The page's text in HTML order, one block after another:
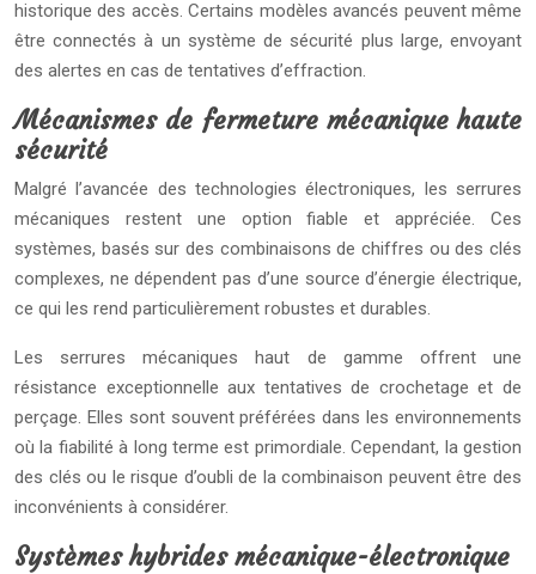
historique des accès. Certains modèles avancés peuvent même
être connectés à un système de sécurité plus large, envoyant
des alertes en cas de tentatives d’effraction.
Mécanismes de fermeture mécanique haute
sécurité
Malgré l’avancée des technologies électroniques, les serrures
mécaniques restent une option fiable et appréciée. Ces
systèmes, basés sur des combinaisons de chiffres ou des clés
complexes, ne dépendent pas d’une source d’énergie électrique,
ce qui les rend particulièrement robustes et durables.
Les serrures mécaniques haut de gamme offrent une
résistance exceptionnelle aux tentatives de crochetage et de
perçage. Elles sont souvent préférées dans les environnements
où la fiabilité à long terme est primordiale. Cependant, la gestion
des clés ou le risque d’oubli de la combinaison peuvent être des
inconvénients à considérer.
Systèmes hybrides mécanique-électronique